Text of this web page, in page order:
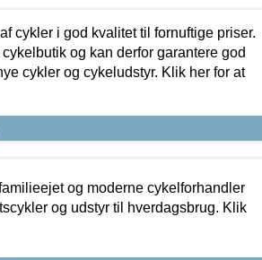
cykler i god kvalitet til fornuftige priser.
og kan derfor garantere god
cykler og cykeludstyr. Klik her for at
og moderne cykelforhandler
og udstyr til hverdagsbrug. Klik